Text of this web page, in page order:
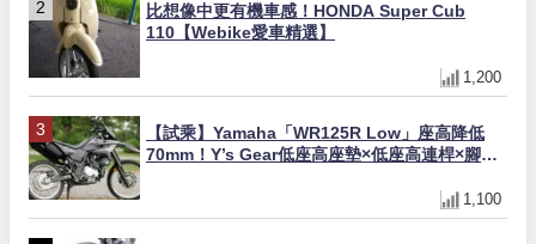
比想像中更有機車感！HONDA Super Cub
110【Webike愛車精選】
1,200
【試乘】Yamaha「WR125R Low」座高降低
70mm！Y’s Gear低座高座墊×低座高連桿×腳踏
1,100